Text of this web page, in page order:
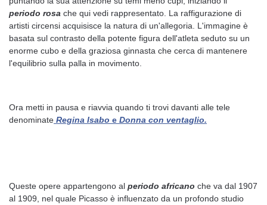
periodo rosa che qui vedi rappresentato. La raffigurazione di
artisti circensi acquisisce la natura di un'allegoria. L'immagine è
basata sul contrasto della potente figura dell'atleta seduto su un
enorme cubo e della graziosa ginnasta che cerca di mantenere
l'equilibrio sulla palla in movimento.
Ora metti in pausa e riavvia quando ti trovi davanti alle tele
denominate Regina Isabo e Donna con ventaglio.
Queste opere appartengono al periodo africano che va dal 1907
al 1909, nel quale Picasso è influenzato da un profondo studio